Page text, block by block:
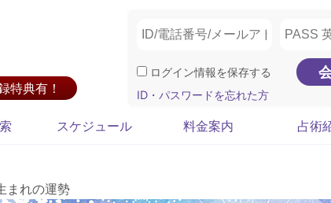
特典有！
ログイン情報を保存する
ID・パスワードを忘れた方
スケジュール 料金案内 占術
まれの運勢